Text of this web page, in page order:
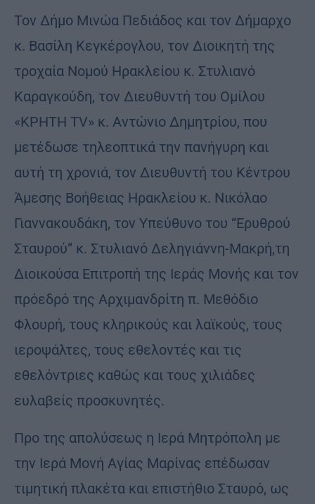
Τον Δήμο Μινώα Πεδιάδος και τον Δήμαρχο
κ. Βασίλη Κεγκέρογλου, τον Διοικητή της
τροχαία Νομού Ηρακλείου κ. Στυλιανό
Καραγκούδη, τον Διευθυντή του Oμίλου
«ΚΡΗΤΗ TV» κ. Αντώνιο Δημητρίου, που
μετέδωσε τηλεοπτικά την πανήγυρη και
αυτή τη χρονιά, τον Διευθυντή του Κέντρου
Άμεσης Βοήθειας Ηρακλείου κ. Νικόλαο
Γιαννακουδάκη, τον Υπεύθυνο του “Ερυθρού
Σταυρού” κ. Στυλιανό Δεληγιάννη-Μακρή,τη
Διοικούσα Επιτροπή της Ιεράς Μονής και τον
πρόεδρό της Αρχιμανδρίτη π. Μεθόδιο
Φλουρή, τους κληρικούς και λαϊκούς, τους
ιεροψάλτες, τους εθελοντές και τις
εθελόντριες καθώς και τους χιλιάδες
ευλαβείς προσκυνητές.
Προ της απολύσεως η Ιερά Μητρόπολη με
την Ιερά Μονή Αγίας Μαρίνας επέδωσαν
τιμητική πλακέτα και επιστήθιο Σταυρό, ως